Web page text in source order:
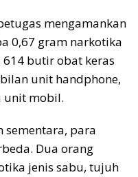
mengamankan
0,67 gram narkotika
614 butir obat keras
unit handphone,
unit mobil.
sementara, para
Dua orang
jenis sabu, tujuh